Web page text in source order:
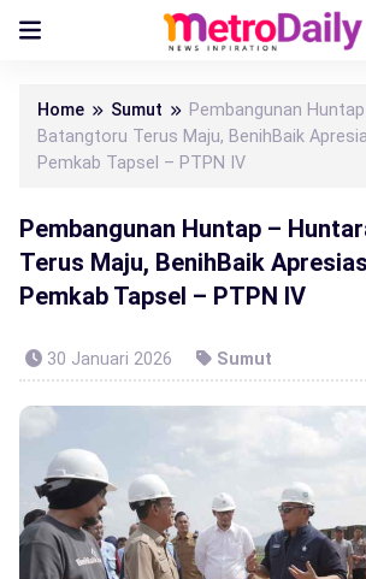
Home Sumut
Pembangunan
Batangtoru Terus Maju, BenihBaik
Pemkab Tapsel – PTPN IV
Pembangunan Huntap –
Terus Maju, BenihBaik
Pemkab Tapsel – PTPN IV
30 Januari 2026 Sumut